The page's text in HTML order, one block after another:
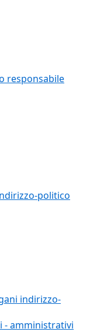
responsabile
politico
indirizzo-
- amministrativi